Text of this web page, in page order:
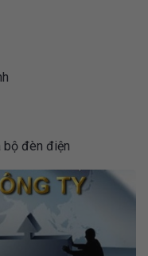
bộ đèn điện